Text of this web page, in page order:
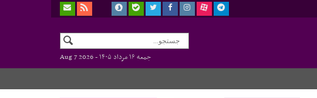
جمعه ۱۶ مرداد ۱۴۰۵ -
Aug 7 2026